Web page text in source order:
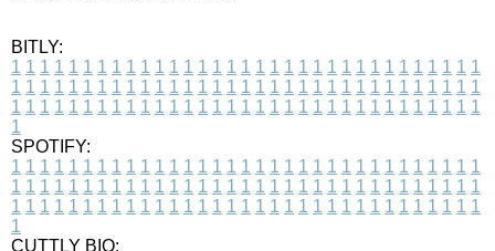
BITLY:
1 1 1 1 1 1 1 1 1 1 1 1 1 1 1 1 1 1 1 1 1 1 1 1 1 1 1 1 1 1 1 1 1
1 1 1 1 1 1 1 1 1 1 1 1 1 1 1 1 1 1 1 1 1 1 1 1 1 1 1 1 1 1 1 1 1
1 1 1 1 1 1 1 1 1 1 1 1 1 1 1 1 1 1 1 1 1 1 1 1 1 1 1 1 1 1 1 1 1
1
SPOTIFY:
1 1 1 1 1 1 1 1 1 1 1 1 1 1 1 1 1 1 1 1 1 1 1 1 1 1 1 1 1 1 1 1 1
1 1 1 1 1 1 1 1 1 1 1 1 1 1 1 1 1 1 1 1 1 1 1 1 1 1 1 1 1 1 1 1 1
1 1 1 1 1 1 1 1 1 1 1 1 1 1 1 1 1 1 1 1 1 1 1 1 1 1 1 1 1 1 1 1 1
1
CUTTLY BIO: